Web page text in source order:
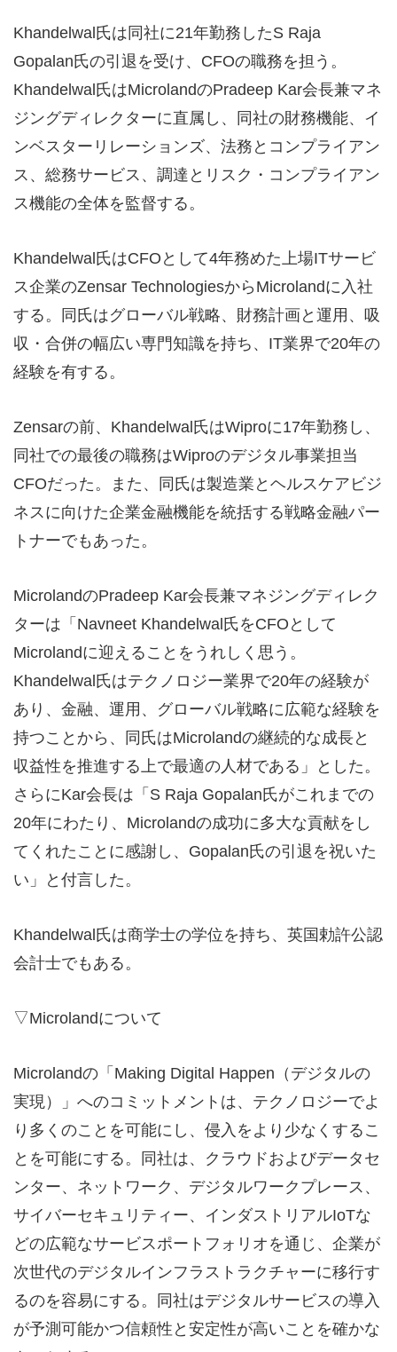
Khandelwal氏は同社に21年勤務したS Raja
Gopalan氏の引退を受け、CFOの職務を担う。
Khandelwal氏はMicrolandのPradeep Kar会長兼マネ
ジングディレクターに直属し、同社の財務機能、イ
ンベスターリレーションズ、法務とコンプライアン
ス、総務サービス、調達とリスク・コンプライアン
ス機能の全体を監督する。
Khandelwal氏はCFOとして4年務めた上場ITサービ
ス企業のZensar TechnologiesからMicrolandに入社
する。同氏はグローバル戦略、財務計画と運用、吸
収・合併の幅広い専門知識を持ち、IT業界で20年の
経験を有する。
Zensarの前、Khandelwal氏はWiproに17年勤務し、
同社での最後の職務はWiproのデジタル事業担当
CFOだった。また、同氏は製造業とヘルスケアビジ
ネスに向けた企業金融機能を統括する戦略金融パー
トナーでもあった。
MicrolandのPradeep Kar会長兼マネジングディレク
ターは「Navneet Khandelwal氏をCFOとして
Microlandに迎えることをうれしく思う。
Khandelwal氏はテクノロジー業界で20年の経験が
あり、金融、運用、グローバル戦略に広範な経験を
持つことから、同氏はMicrolandの継続的な成長と
収益性を推進する上で最適の人材である」とした。
さらにKar会長は「S Raja Gopalan氏がこれまでの
20年にわたり、Microlandの成功に多大な貢献をし
てくれたことに感謝し、Gopalan氏の引退を祝いた
い」と付言した。
Khandelwal氏は商学士の学位を持ち、英国勅許公認
会計士でもある。
▽Microlandについて
Microlandの「Making Digital Happen（デジタルの
実現）」へのコミットメントは、テクノロジーでよ
り多くのことを可能にし、侵入をより少なくするこ
とを可能にする。同社は、クラウドおよびデータセ
ンター、ネットワーク、デジタルワークプレース、
サイバーセキュリティー、インダストリアルIoTな
どの広範なサービスポートフォリオを通じ、企業が
次世代のデジタルインフラストラクチャーに移行す
るのを容易にする。同社はデジタルサービスの導入
が予測可能かつ信頼性と安定性が高いことを確かな